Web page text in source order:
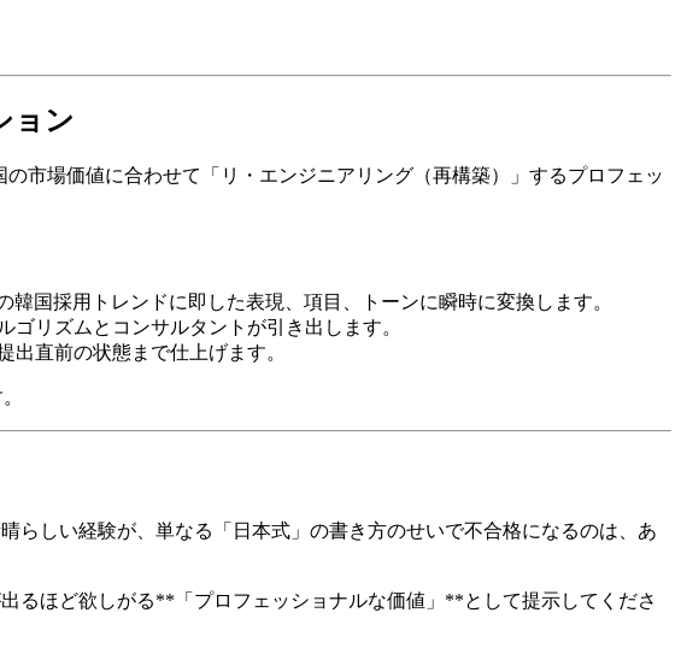
ョン
市場価値に合わせて「リ・エンジニアリング（再構築）」するプロフェッ
国採用トレンドに即した表現、項目、トーンに瞬時に変換します。
リズムとコンサルタントが引き出します。
直前の状態まで仕上げます。
らしい経験が、単なる「日本式」の書き方のせいで不合格になるのは、あ
るほど欲しがる**「プロフェッショナルな価値」**として提示してくださ